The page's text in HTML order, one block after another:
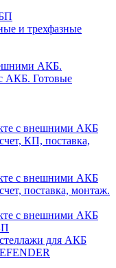
и трехфазные
АКБ.
АКБ. Готовые
с внешними АКБ
КП, поставка,
с внешними АКБ
поставка, монтаж.
с внешними АКБ
для АКБ